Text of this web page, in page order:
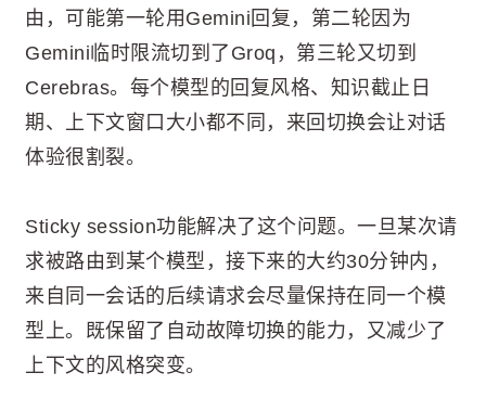
由，可能第一轮用Gemini回复，第二轮因为
Gemini临时限流切到了Groq，第三轮又切到
Cerebras。每个模型的回复风格、知识截止日
期、上下文窗口大小都不同，来回切换会让对话
体验很割裂。
Sticky session功能解决了这个问题。一旦某次请
求被路由到某个模型，接下来的大约30分钟内，
来自同一会话的后续请求会尽量保持在同一个模
型上。既保留了自动故障切换的能力，又减少了
上下文的风格突变。